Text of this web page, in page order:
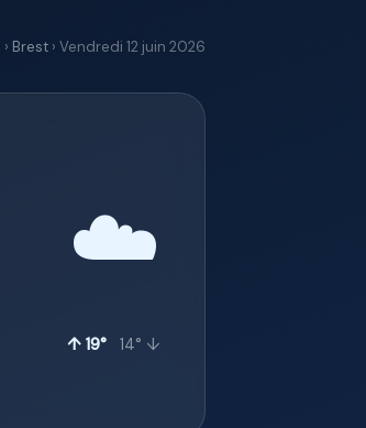
› Brest › Vendredi 12 juin 2026
☁️
↑ 19° 14° ↓